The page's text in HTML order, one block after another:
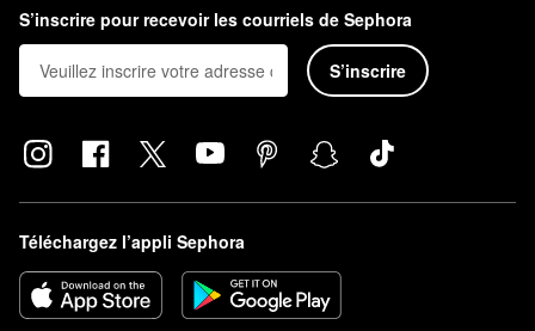
S’inscrire pour recevoir les courriels de Sephora
S’inscrire
Téléchargez l’appli Sephora